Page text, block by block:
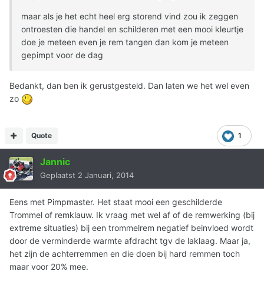
maar als je het echt heel erg storend vind zou ik zeggen
ontroesten die handel en schilderen met een mooi kleurtje
doe je meteen even je rem tangen dan kom je meteen
gepimpt voor de dag
Bedankt, dan ben ik gerustgesteld. Dan laten we het wel even
zo
1
Quote
Jannic
Geplaatst 2 Januari, 2014
Eens met Pimpmaster. Het staat mooi een geschilderde
Trommel of remklauw. Ik vraag met wel af of de remwerking (bij
extreme situaties) bij een trommelrem negatief beinvloed wordt
door de verminderde warmte afdracht tgv de laklaag. Maar ja,
het zijn de achterremmen en die doen bij hard remmen toch
maar voor 20% mee.